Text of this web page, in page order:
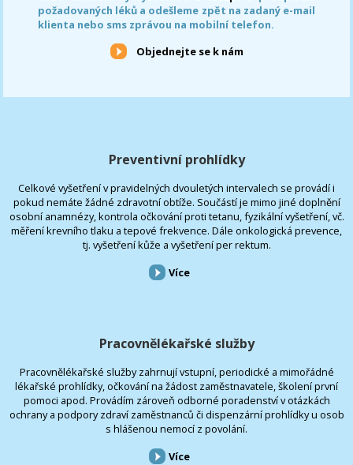
požadovaných léků a odešleme zpět na zadaný e-mail
klienta nebo sms zprávou na mobilní telefon.
Objednejte se k nám
Preventivní prohlídky
Celkové vyšetření v pravidelných dvouletých intervalech se provádí i
pokud nemáte žádné zdravotní obtíže. Součástí je mimo jiné doplnění
osobní anamnézy, kontrola očkování proti tetanu, fyzikální vyšetření, vč.
měření krevního tlaku a tepové frekvence. Dále onkologická prevence,
tj. vyšetření kůže a vyšetření per rektum.
Více
Pracovnělékařské služby
Pracovnělékařské služby zahrnují vstupní, periodické a mimořádné
lékařské prohlídky, očkování na žádost zaměstnavatele, školení první
pomoci apod. Provádím zároveň odborné poradenství v otázkách
ochrany a podpory zdraví zaměstnanců či dispenzární prohlídky u osob
s hlášenou nemocí z povolání.
Více